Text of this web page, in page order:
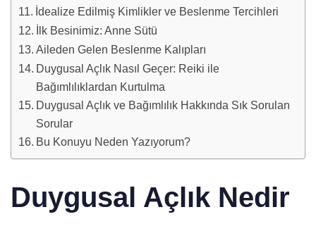
İdealize Edilmiş Kimlikler ve Beslenme Tercihleri
İlk Besinimiz: Anne Sütü
Aileden Gelen Beslenme Kalıpları
Duygusal Açlık Nasıl Geçer: Reiki ile
Bağımlılıklardan Kurtulma
Duygusal Açlık ve Bağımlılık Hakkında Sık Sorulan
Sorular
Bu Konuyu Neden Yazıyorum?
Duygusal Açlık Nedir